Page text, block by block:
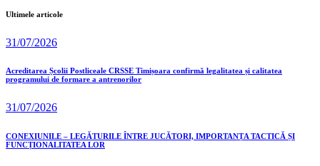
Ultimele articole
31/07/2026
Acreditarea Școlii Postliceale CRSSE Timișoara confirmă legalitatea și calitatea
programului de formare a antrenorilor
31/07/2026
CONEXIUNILE – LEGĂTURILE ÎNTRE JUCĂTORI, IMPORTANȚA TACTICĂ ȘI
FUNCȚIONALITATEA LOR